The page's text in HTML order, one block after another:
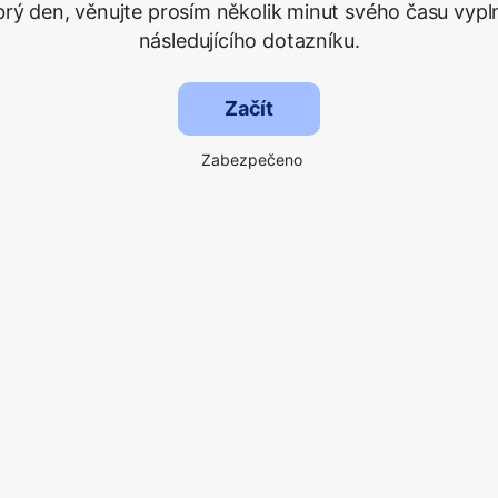
den, věnujte prosím několik minut svého času
následujícího dotazníku.
Začít
Zabezpečeno